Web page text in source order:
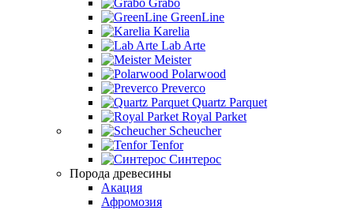
Grabo
GreenLine
Karelia
Lab Arte
Meister
Polarwood
Preverco
Quartz Parquet
Royal Parket
Scheucher
Tenfor
Синтерос
Порода древесины
Акация
Афромозия